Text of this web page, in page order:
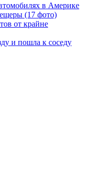
в Америке
(17 фото)
от крайне
и пошла к соседу